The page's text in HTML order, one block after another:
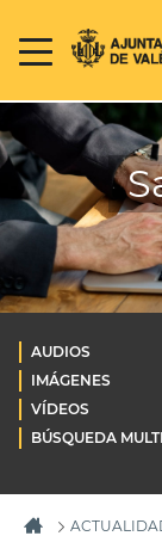
AUDIOS
IMÁGENES
VÍDEOS
BÚSQUEDA